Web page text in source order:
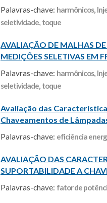
Palavras-chave: harmônicos,
seletividade, toque
AVALIAÇÃO DE MALHAS
MEDIÇÕES SELETIVAS EM
Palavras-chave: harmônicos,
seletividade, toque
Avaliação das
Chaveamentos de
Palavras-chave: eficiência
AVALIAÇÃO DAS
SUPORTABILIDADE A
Palavras-chave: fator de